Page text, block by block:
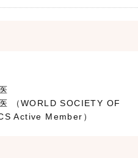
（WORLD SOCIETY OF
Active Member）